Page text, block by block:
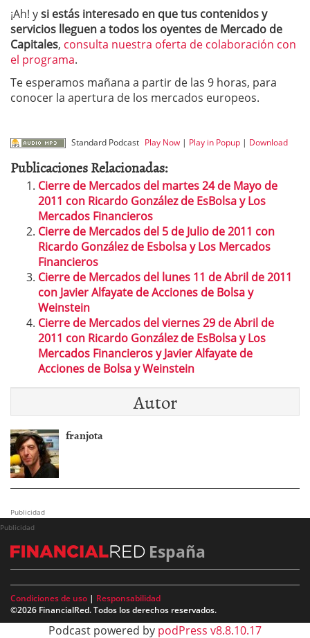
¡Ah! ysi estás interesado en que tus contenidos y
servicios lleguen a todos los oyentes de Mercado de
Capitales, consulta nuestra oferta de colaboración con
el programa.
Te esperamos mañana a partir de las 9 horas, para
conocer la apertura de los mercados europeos.
Standard Podcast Play Now| Play in Popup| Download
Publicaciones Relacionadas:
Cierre de Mercados del martes 24 de Mayo de
2011 con Ricardo González de EsBolsa y Los
Mercados Financieros
Cierre de Mercados del 5 de Julio de 2011 con
Ricardo González de Esbolsa y Los Mercados
Financieros
Cierre de Mercados del lunes 11 de Abril de 2011
con Javier Alfayate de Acciones de Bolsa y
Weinstein
Cierre de Mercados del viernes 29 de Abril de
2011 con Ricardo González de EsBolsa y Los
Mercados Financieros y Javier Alfayate de
Acciones de Bolsa y Weinstein
Autor
franjota
Publicidad
Publicidad
España
Condiciones de uso | Responsabilidad
©2026 FinancialRed. Todos los derechos reservados.
Podcast powered by podPress v8.8.10.17